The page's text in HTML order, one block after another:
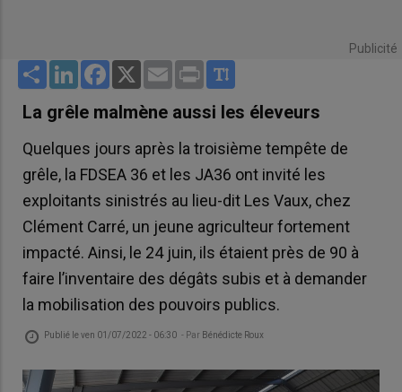
Publicité
Share LinkedInFacebook
X Email Print
La grêle malmène aussi les éleveurs
Quelques jours après la troisième tempête de
grêle, la FDSEA 36 et les JA36 ont invité les
exploitants sinistrés au lieu-dit Les Vaux, chez
Clément Carré, un jeune agriculteur fortement
impacté. Ainsi, le 24 juin, ils étaient près de 90 à
faire l’inventaire des dégâts subis et à demander
la mobilisation des pouvoirs publics.
Publié leven 01/07/2022 - 06:30 - Par Bénédicte Roux